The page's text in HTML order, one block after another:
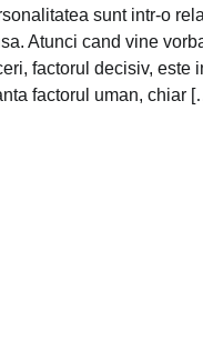
sunt intr-o
Atunci cand vine
factorul decisiv, este
factorul uman, chiar